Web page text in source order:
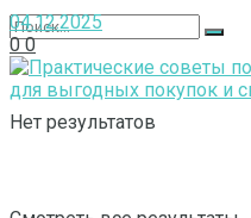
Нет результатов
04.12.2025
0 0